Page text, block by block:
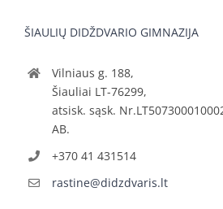
ŠIAULIŲ DIDŽDVARIO GIMNAZIJA
Vilniaus g. 188,
Šiauliai LT-76299,
atsisk. sąsk.
AB.
+370 41 431514
rastine@didzdvaris.lt